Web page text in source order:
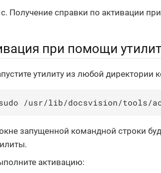
Получение справки по активации
при помощи
утилиту из любой директории
/usr/lib/docsvision/tools/
запущенной командной строки
активацию: